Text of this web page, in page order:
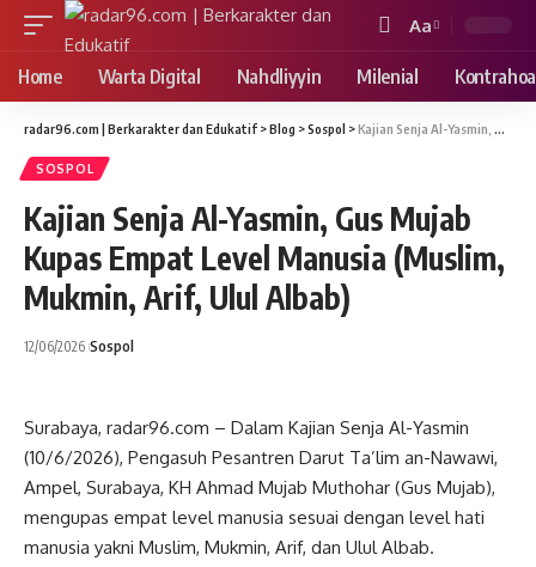
Font
Resizer
Aa
Home Warta Digital Nahdliyyin Milenial
radar96.com | Berkarakter dan Edukatif >Blog >Sospol >Kajian Senja Al-Yasmin, Gus Mujab Kupas Empat Level Manusia (Muslim, Mukmin, Arif, Ulul Albab)
SOSPOL
Kajian Senja Al-Yasmin, Gus Mujab
Kupas Empat Level Manusia (Muslim,
Mukmin, Arif, Ulul Albab)
12/06/2026 Sospol
Surabaya, radar96.com – Dalam Kajian Senja Al-Yasmin
(10/6/2026), Pengasuh Pesantren Darut Ta’lim an-Nawawi,
Ampel, Surabaya, KH Ahmad Mujab Muthohar (Gus Mujab),
mengupas empat level manusia sesuai dengan level hati
manusia yakni Muslim, Mukmin, Arif, dan Ulul Albab.